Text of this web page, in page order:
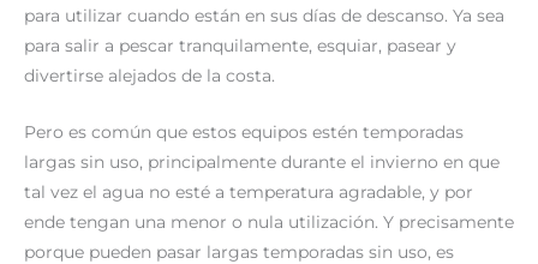
para utilizar cuando están en sus días de descanso. Ya sea
para salir a pescar tranquilamente, esquiar, pasear y
divertirse alejados de la costa.
Pero es común que estos equipos estén temporadas
largas sin uso, principalmente durante el invierno en que
tal vez el agua no esté a temperatura agradable, y por
ende tengan una menor o nula utilización. Y precisamente
porque pueden pasar largas temporadas sin uso, es